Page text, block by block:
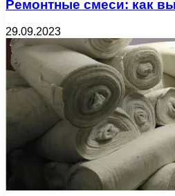
Ремонтные смеси: как
29.09.2023